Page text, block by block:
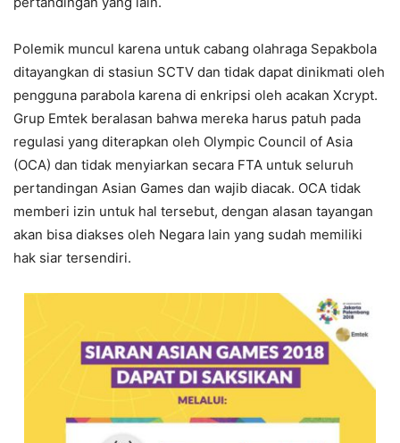
Polemik muncul karena untuk cabang olahraga Sepakbola
ditayangkan di stasiun SCTV dan tidak dapat dinikmati oleh
pengguna parabola karena di enkripsi oleh acakan Xcrypt.
Grup Emtek beralasan bahwa mereka harus patuh pada
regulasi yang diterapkan oleh Olympic Council of Asia
(OCA) dan tidak menyiarkan secara FTA untuk seluruh
pertandingan Asian Games dan wajib diacak. OCA tidak
memberi izin untuk hal tersebut, dengan alasan tayangan
akan bisa diakses oleh Negara lain yang sudah memiliki
hak siar tersendiri.